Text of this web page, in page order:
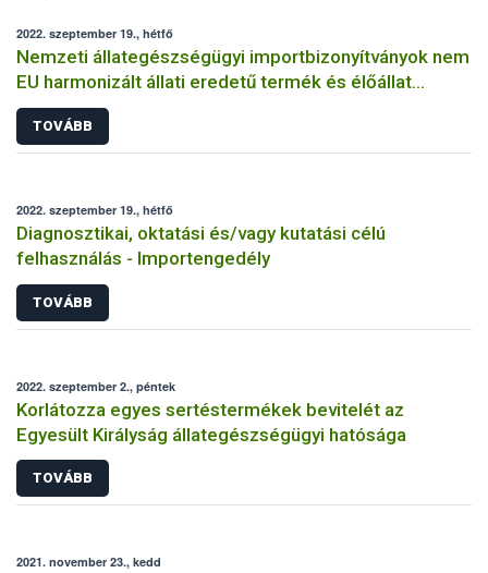
2022. szeptember 19., hétfő
Nemzeti állategészségügyi importbizonyítványok nem
EU harmonizált állati eredetű termék és élőállat
behozatalához
TOVÁBB
2022. szeptember 19., hétfő
Diagnosztikai, oktatási és/vagy kutatási célú
felhasználás - Importengedély
TOVÁBB
2022. szeptember 2., péntek
Korlátozza egyes sertéstermékek bevitelét az
Egyesült Királyság állategészségügyi hatósága
TOVÁBB
2021. november 23., kedd